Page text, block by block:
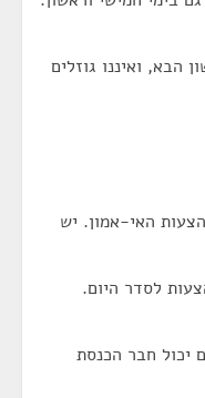
הבא, ואיננו גוזלים
האי-אמון. יש
לסדר היום.
יכול חבר הכנסת